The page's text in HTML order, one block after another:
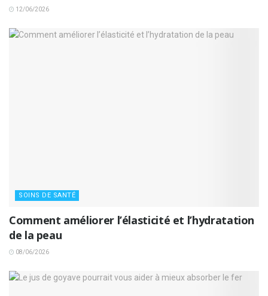
12/06/2026
SOINS DE SANTÉ
Comment améliorer l’élasticité et l’hydratation
de la peau
08/06/2026